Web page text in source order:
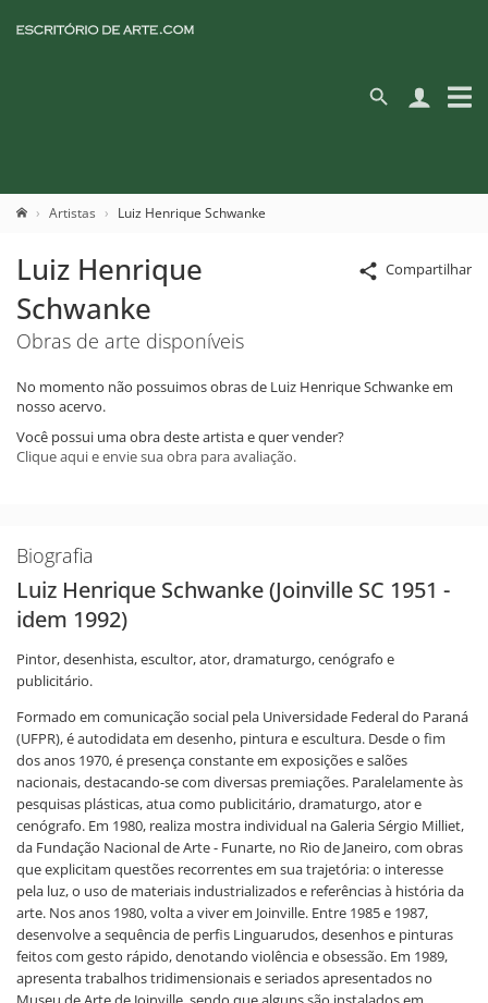
Artistas Luiz Henrique Schwanke
Compartilhar
Luiz Henrique
Schwanke
Obras de arte disponíveis
No momento não possuimos obras de Luiz Henrique Schwanke em
nosso acervo.
Você possui uma obra deste artista e quer vender?
Clique aqui e envie sua obra para avaliação.
Biografia
Luiz Henrique Schwanke (Joinville SC 1951 -
idem 1992)
Pintor, desenhista, escultor, ator, dramaturgo, cenógrafo e
publicitário.
Formado em comunicação social pela Universidade Federal do Paraná
(UFPR), é autodidata em desenho, pintura e escultura. Desde o fim
dos anos 1970, é presença constante em exposições e salões
nacionais, destacando-se com diversas premiações. Paralelamente às
pesquisas plásticas, atua como publicitário, dramaturgo, ator e
cenógrafo. Em 1980, realiza mostra individual na Galeria Sérgio Milliet,
da Fundação Nacional de Arte - Funarte, no Rio de Janeiro, com obras
que explicitam questões recorrentes em sua trajetória: o interesse
pela luz, o uso de materiais industrializados e referências à história da
arte. Nos anos 1980, volta a viver em Joinville. Entre 1985 e 1987,
desenvolve a sequência de perfis Linguarudos, desenhos e pinturas
feitos com gesto rápido, denotando violência e obsessão. Em 1989,
apresenta trabalhos tridimensionais e seriados apresentados no